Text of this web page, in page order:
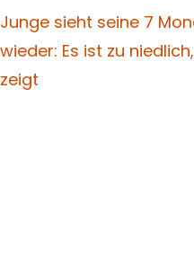
Junge sieht seine 7
wieder: Es ist zu
zeigt